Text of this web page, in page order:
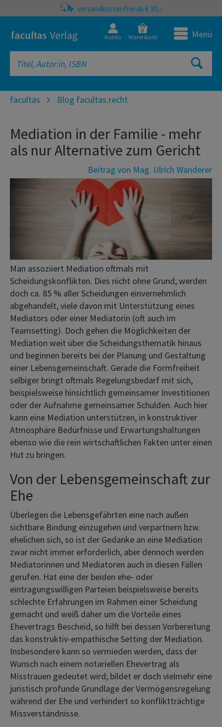
versandkostenfrei ab € 30,–
Konto
0
Warenkorb Menü
facultas Blog facultas.recht
Mediation in der Familie - mehr
als nur Alternative zum Gericht
Beitrag von Mag. Ulrich Wanderer
Man assoziiert Mediation oftmals mit
Scheidungskonflikten. Dies nicht ohne Grund, werden
doch ca. 85 % aller Scheidungen einvernehmlich
abgehandelt, viele davon mit Unterstützung eines
Mediators oder einer Mediatorin (oft auch im
Teamsetting). Doch gehen die Möglichkeiten der
Mediation weit über die Scheidungsthematik hinaus
und beginnen bereits bei der Planung und Gestaltung
einer Lebensgemeinschaft. Gerade die Formfreiheit
selbiger bringt oftmals Regelungsbedarf mit sich,
beispielsweise hinsichtlich gemeinsamer Investitionen
oder der Aufnahme gemeinsamer Schulden. Auch hier
kann eine Mediation unterstützen, in konstruktiver
Atmosphäre Bedürfnisse und Erwartungshaltungen
ebenso wie die rein wirtschaftlichen Fakten unter einen
Hut zu bringen.
Von der Lebensgemeinschaft zur
Ehe
Überlegen die Lebensgefährten eine nach außen
sichtbare Bindung einzugehen und verpartnern bzw.
ehelichen sich, so ist der Gedanke an eine Mediation
zwar nicht immer erforderlich, aber dennoch werden
Mediatorinnen und Mediatoren auch in diesen Fällen
gerufen. Hat eine der beiden ehe- oder
eintragungswilligen Parteien beispielsweise bereits
schlechte Erfahrungen im Rahmen einer Scheidung
gemacht und weiß daher um die Vorteile eines
Ehevertrags Bescheid, so hilft bei dessen Vorbereitung
das konstruktiv-empathische Setting der Mediation.
Insbesondere kann so vermieden werden, dass der
Wunsch nach einem notariellen Ehevertrag als
Misstrauen gedeutet wird; bildet er doch vielmehr eine
juristisch profunde Grundlage der Vermögensregelung
während der Ehe und verhindert so konfliktträchtige
Missverständnisse.